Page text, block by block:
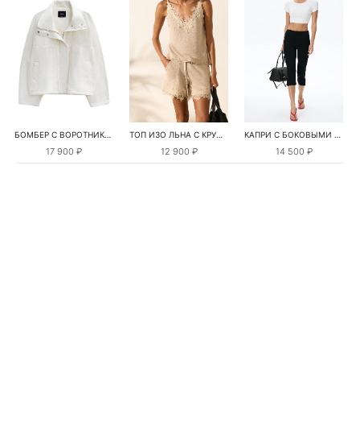
БОМБЕР С ВОРОТНИКОМ-СТОЙКОЙ
17 900 ₽
ТОП ИЗО ЛЬНА С КРУЖЕВОМ
12 900 ₽
КАПРИ С БОКОВЫМИ РАЗРЕЗАМИ
14 500 ₽